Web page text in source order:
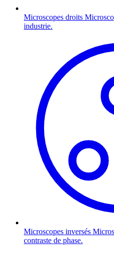
Microscopes droits
industrie.
Microscopes inversés
contraste de phase.